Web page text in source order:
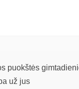
puokštės
už jus